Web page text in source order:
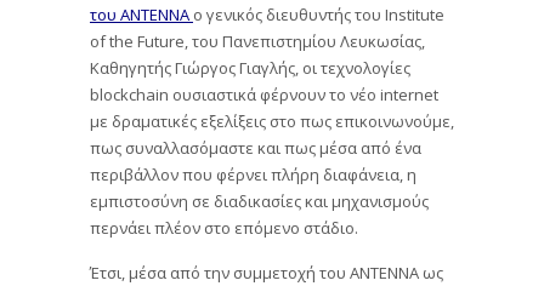
του ΑΝΤΕΝΝΑ ο γενικός διευθυντής του Institute
of the Future, του Πανεπιστημίου Λευκωσίας,
Καθηγητής Γιώργος Γιαγλής, οι τεχνολογίες
blockchain ουσιαστικά φέρνουν το νέο internet
με δραματικές εξελίξεις στο πως επικοινωνούμε,
πως συναλλασόμαστε και πως μέσα από ένα
περιβάλλον που φέρνει πλήρη διαφάνεια, η
εμπιστοσύνη σε διαδικασίες και μηχανισμούς
περνάει πλέον στο επόμενο στάδιο.
Έτσι, μέσα από την συμμετοχή του ΑΝΤΕΝΝΑ ως